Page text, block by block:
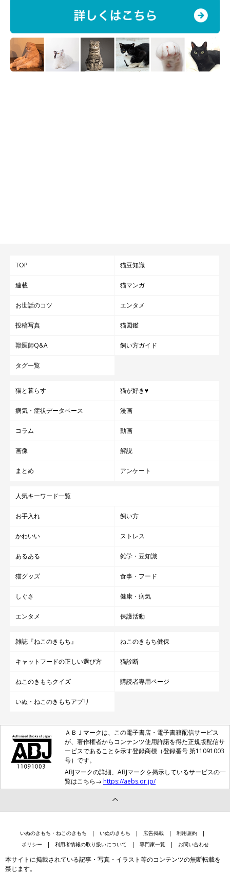
TOP 猫豆知識
連載 猫マンガ
お世話のコツ エンタメ
投稿写真 猫図鑑
獣医師Q&A 飼い方ガイド
タグ一覧
猫と暮らす 猫が好き♥
病気・症状データベース 漫画
コラム 動画
画像 解説
まとめ アンケート
人気キーワード一覧
お手入れ 飼い方
かわいい ストレス
あるある 雑学・豆知識
猫グッズ 食事・フード
しぐさ 健康・病気
エンタメ 保護活動
雑誌『ねこのきもち』 ねこのきもち健保
キャットフードの正しい選び方 猫診断
ねこのきもちクイズ 購読者専用ページ
いぬ・ねこのきもちアプリ
ＡＢＪマークは、この電子書店・電子書籍配信サービス
が、著作権者からコンテンツ使用許諾を得た正規版配信サ
ービスであることを示す登録商標（登録番号 第11091003
号）です。
ABJマークの詳細、ABJマークを掲示しているサービスの一
覧はこちら→ https://aebs.or.jp/
いぬのきもち・ねこのきもち いぬのきもち 広告掲載
利用規約
ポリシー
利用者情報の取り扱いについて 専門家一覧 お問い合わせ
本サイトに掲載されている記事・写真・イラスト等のコンテンツの無断転載を
禁じます。